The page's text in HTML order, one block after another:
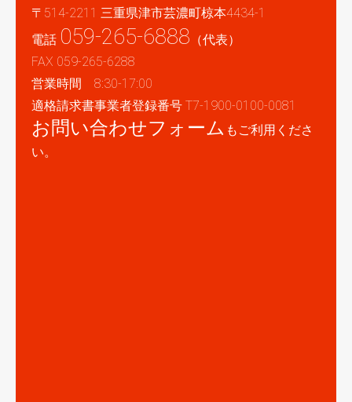
〒514-2211 三重県津市芸濃町椋本4434-1
電話 059-265-6888 （代表）
FAX 059-265-6288
営業時間 8:30-17:00
適格請求書事業者登録番号 T7-1900-0100-0081
お問い合わせフォーム もご利用くださ
い。